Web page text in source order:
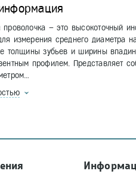
проволочка – это высокоточный
измерения среднего диаметра
толщины зубьев и ширины
профилем. Представляет